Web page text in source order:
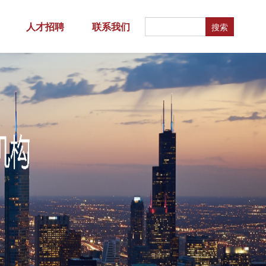
人才招聘 联系我们